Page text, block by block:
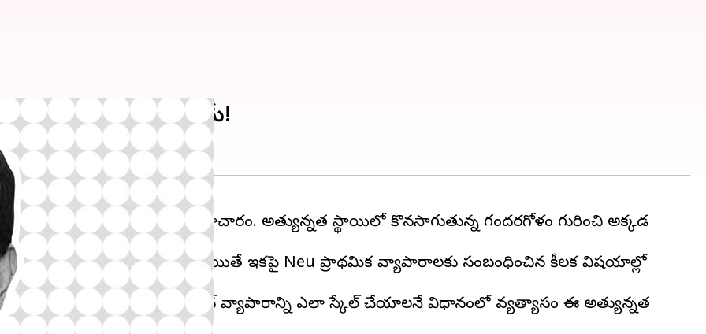
సలహాదారు మాత్రమే!
నుండి వైదొలిగినట్లు సమాచారం. అత్యున్నత స్థాయిలో కొనసాగుతున్న గందరగోళం గురించి అక్కడ
డిజిటల్‌ లో ప్రెసిడెంట్‌గా చేరారు. అయితే ఇకపై Neu ప్రాథమిక వ్యాపారాలకు సంబంధించిన కీలక విషయాల్లో
ఉన్నట్లు తెలుస్తోంది.
ద్వారా తెలుస్తోంది. "కొత్త ఇంటర్నెట్ వ్యాపారాన్ని ఎలా స్కేల్ చేయాలనే విధానంలో వ్యత్యాసం ఈ అత్యున్నత